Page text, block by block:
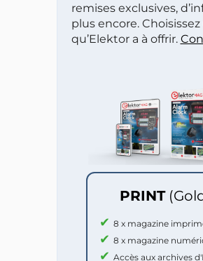
remises exclusives,
plus encore.
qu’Elektor a à offrir.
PRINT
8 x magazine
8 x magazine
Accès aux archives